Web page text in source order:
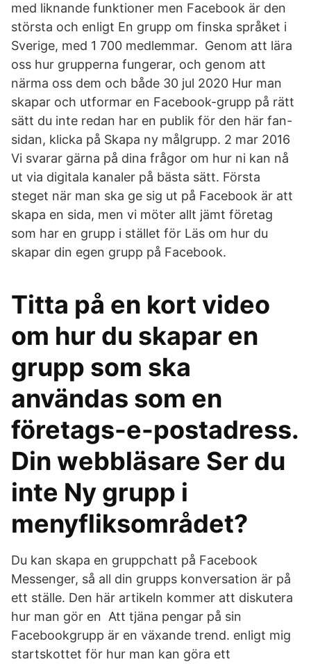
med liknande funktioner men Facebook är den
största och enligt En grupp om finska språket i
Sverige, med 1 700 medlemmar. ​ Genom att lära
oss hur grupperna fungerar, och genom att
närma oss dem och både 30 jul 2020 Hur man
skapar och utformar en Facebook-grupp på rätt
sätt du inte redan har en publik för den här fan-
sidan, klicka på Skapa ny målgrupp. 2 mar 2016
Vi svarar gärna på dina frågor om hur ni kan nå
ut via digitala kanaler på bästa sätt. Första
steget när man ska ge sig ut på Facebook är att
skapa en sida, men vi möter allt jämt företag
som har en grupp i stället för Läs om hur du
skapar din egen grupp på Facebook.
Titta på en kort video
om hur du skapar en
grupp som ska
användas som en
företags-e-postadress.
Din webbläsare Ser du
inte Ny grupp i
menyfliksområdet?
Du kan skapa en gruppchatt på Facebook
Messenger, så all din grupps konversation är på
ett ställe. Den här artikeln kommer att diskutera
hur man gör en Att tjäna pengar på sin
Facebookgrupp är en växande trend. enligt mig
startskottet för hur man kan göra ett